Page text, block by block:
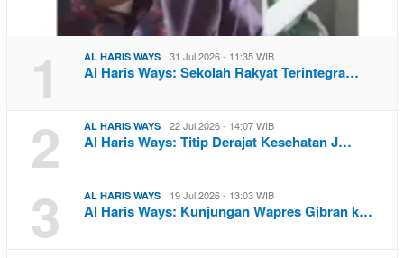
1 AL HARIS WAYS 31 Jul 2026 - 11:35 WIB
Al Haris Ways: Sekolah Rakyat Terintegra…
2 AL HARIS WAYS 22 Jul 2026 - 14:07 WIB
Al Haris Ways: Titip Derajat Kesehatan J…
3 AL HARIS WAYS 19 Jul 2026 - 13:03 WIB
Al Haris Ways: Kunjungan Wapres Gibran k…